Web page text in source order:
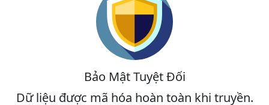
Bảo Mật Tuyệt Đối
Dữ liệu được mã hóa hoàn toàn khi truyền.